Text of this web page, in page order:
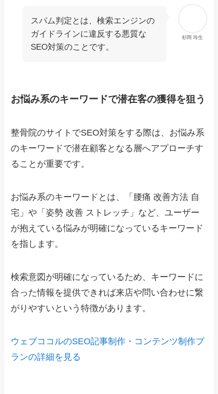
杉岡 玲生
スパム判定とは、検索エンジンの
ガイドラインに違反する悪質な
SEO対策のことです。
お悩み系のキーワードで潜在客の獲得を狙う
整骨院のサイトでSEO対策をする際は、お悩み系
のキーワードで潜在顧客となる層へアプローチす
ることが重要です。
お悩み系のキーワードとは、「腰痛 改善方法 自
宅」や「姿勢 改善 ストレッチ」など、ユーザー
が抱えている悩みが明確になっているキーワード
を指します。
検索意図が明確になっているため、キーワードに
合った情報を提供できれば来店や問い合わせに繋
がりやすいという特徴があります。
ウェブココルのSEO記事制作・コンテンツ制作プ
ランの詳細を見る